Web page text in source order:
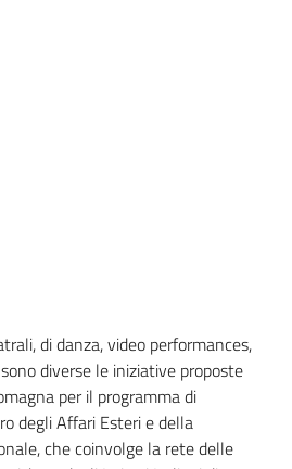
di danza, video performances,
diverse le iniziative proposte
per il programma di
degli Affari Esteri e della
che coinvolge la rete delle